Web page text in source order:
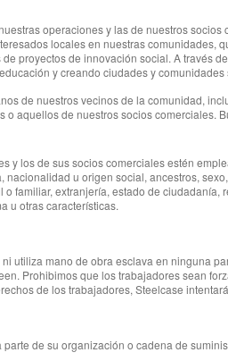
operaciones y las de nuestros
locales en nuestras
proyectos de innovación social. A través
y creando ciudades y comunidades
de nuestros vecinos de la comunidad,
aquellos de nuestros socios comerciales.
y los de sus socios comerciales estén
nacionalidad u origen social, ancestros,
familiar, extranjería, estado de
u otras características.
utiliza mano de obra esclava en ninguna
Prohibimos que los trabajadores sean
de los trabajadores, Steelcase
de su organización o cadena de